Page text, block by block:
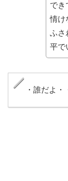
でき
情け
ふさ
平で
・誰だよ